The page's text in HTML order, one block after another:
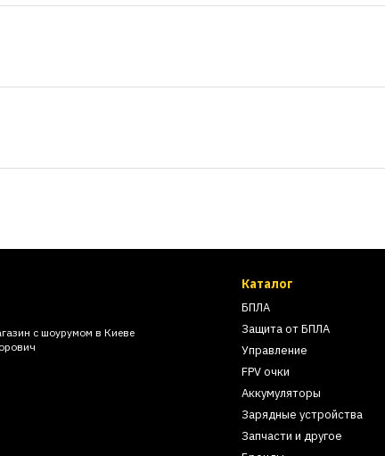
с шоурумом в Киеве
Каталог
БПЛА
Защита от БПЛА
Управление
FPV очки
Аккумуляторы
Зарядные устройства
Запчасти и другое